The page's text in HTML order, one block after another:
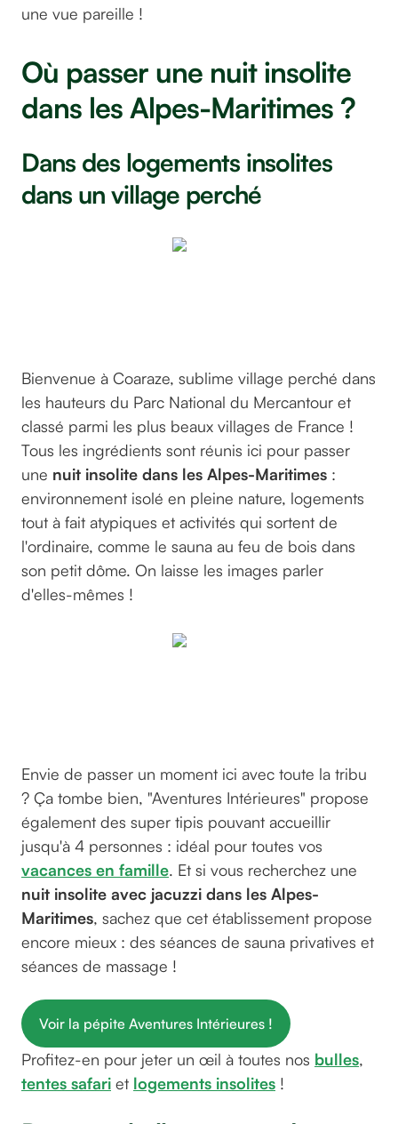
une vue pareille !
Où passer une nuit insolite
dans les Alpes-Maritimes ?
Dans des logements insolites
dans un village perché
Bienvenue à Coaraze, sublime village perché dans
les hauteurs du Parc National du Mercantour et
classé parmi les plus beaux villages de France !
Tous les ingrédients sont réunis ici pour passer
une nuit insolite dans les Alpes-Maritimes :
environnement isolé en pleine nature, logements
tout à fait atypiques et activités qui sortent de
l'ordinaire, comme le sauna au feu de bois dans
son petit dôme. On laisse les images parler
d'elles-mêmes !
Envie de passer un moment ici avec toute la tribu
? Ça tombe bien, "Aventures Intérieures" propose
également des super tipis pouvant accueillir
jusqu'à 4 personnes : idéal pour toutes vos
vacances en famille. Et si vous recherchez une
nuit insolite avec jacuzzi dans les Alpes-
Maritimes, sachez que cet établissement propose
encore mieux : des séances de sauna privatives et
séances de massage !
Voir la pépite Aventures Intérieures !
Profitez-en pour jeter un œil à toutes nos bulles,
tentes safari et logements insolites !